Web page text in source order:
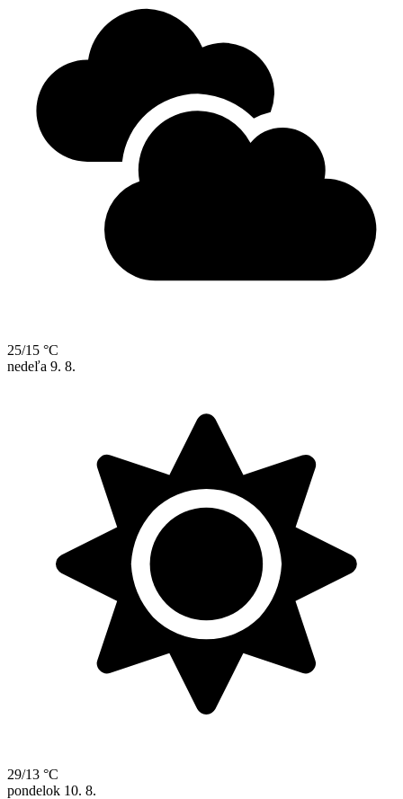
25/15 °C
nedeľa 9. 8.
29/13 °C
pondelok 10. 8.